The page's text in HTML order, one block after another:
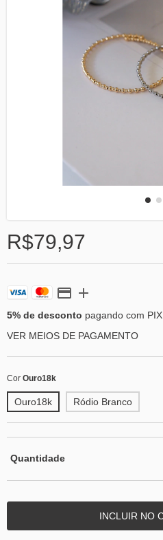
R$79,97
5% de desconto pagando com PIX
VER MEIOS DE PAGAMENTO
Cor Ouro18k
Ouro18k Ródio Branco
Quantidade